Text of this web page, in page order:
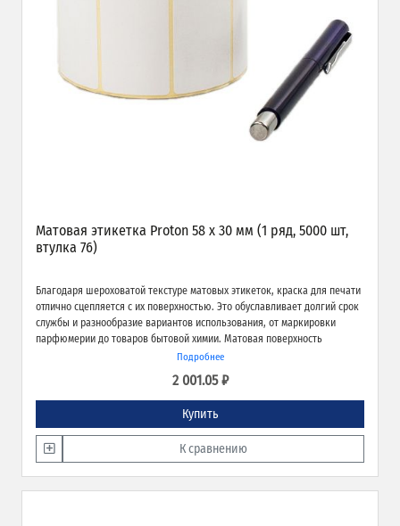
Матовая этикетка Proton 58 х 30 мм (1 ряд, 5000 шт,
втулка 76)
Благодаря шероховатой текстуре матовых этикеток, краска для печати
отлично сцепляется с их поверхностью. Это обуславливает долгий срок
службы и разнообразие вариантов использования, от маркировки
парфюмерии до товаров бытовой химии. Матовая поверхность
обеспечивает превосходное качество печати и широкие возможности
Подробнее
2 001.05 ₽
Купить
К сравнению